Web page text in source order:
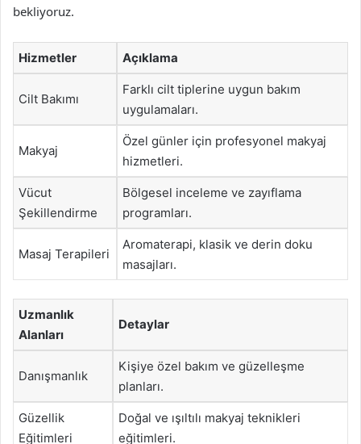
bekliyoruz.
Hizmetler Açıklama
Cilt Bakımı
Farklı cilt tiplerine uygun bakım
uygulamaları.
Makyaj
Özel günler için profesyonel makyaj
hizmetleri.
Vücut
Şekillendirme
Bölgesel inceleme ve zayıflama
programları.
Masaj Terapileri
Aromaterapi, klasik ve derin doku
masajları.
Uzmanlık
Alanları
Detaylar
Danışmanlık
Kişiye özel bakım ve güzelleşme
planları.
Güzellik
Eğitimleri
Doğal ve ışıltılı makyaj teknikleri
eğitimleri.